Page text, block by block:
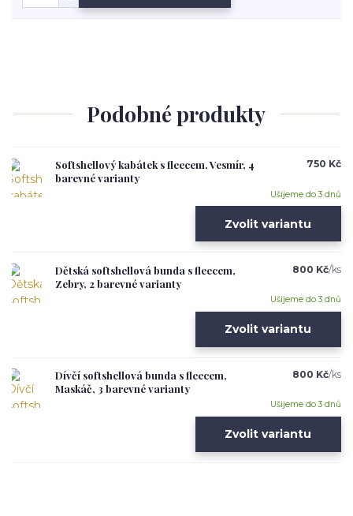
Podobné produkty
Softshellový kabátek s fleecem, Vesmír, 4
barevné varianty
750 Kč
Ušijeme do 3 dnů
Zvolit variantu
Dětská softshellová bunda s fleecem,
Zebry, 2 barevné varianty
800 Kč/ks
Ušijeme do 3 dnů
Zvolit variantu
Dívčí softshellová bunda s fleecem,
Maskáč, 3 barevné varianty
800 Kč/ks
Ušijeme do 3 dnů
Zvolit variantu